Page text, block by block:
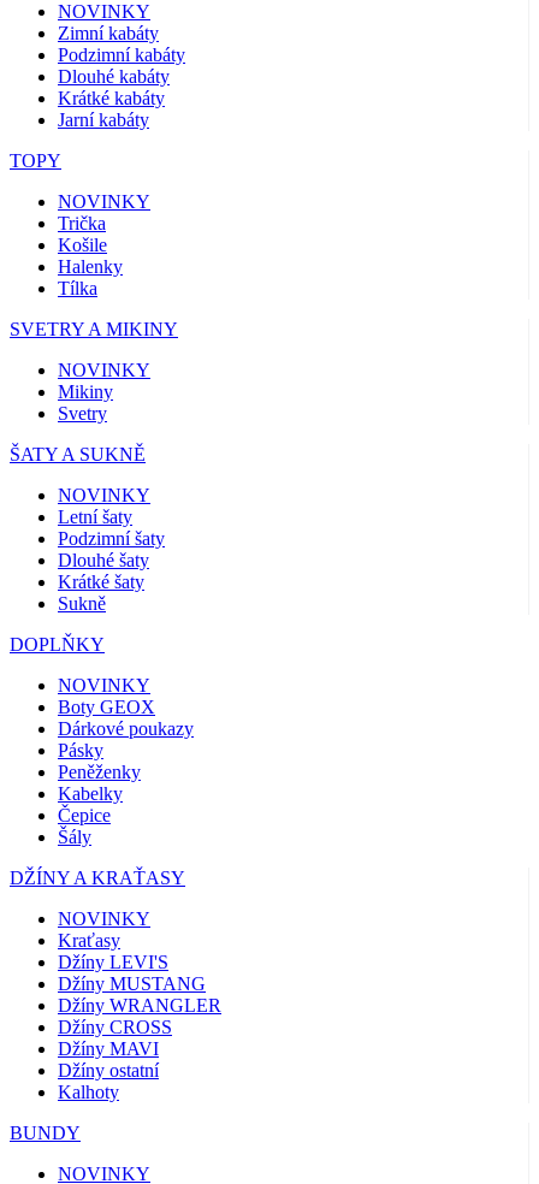
NOVINKY
Zimní kabáty
Podzimní kabáty
Dlouhé kabáty
Krátké kabáty
Jarní kabáty
TOPY
NOVINKY
Trička
Košile
Halenky
Tílka
SVETRY A MIKINY
NOVINKY
Mikiny
Svetry
ŠATY A SUKNĚ
NOVINKY
Letní šaty
Podzimní šaty
Dlouhé šaty
Krátké šaty
Sukně
DOPLŇKY
NOVINKY
Boty GEOX
Dárkové poukazy
Pásky
Peněženky
Kabelky
Čepice
Šály
DŽÍNY A KRAŤASY
NOVINKY
Kraťasy
Džíny LEVI'S
Džíny MUSTANG
Džíny WRANGLER
Džíny CROSS
Džíny MAVI
Džíny ostatní
Kalhoty
BUNDY
NOVINKY